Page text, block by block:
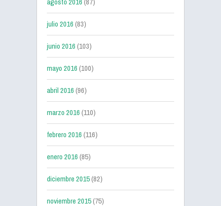
julio 2016(83)
junio 2016(103)
mayo 2016(100)
abril 2016(96)
marzo 2016(110)
febrero 2016(116)
enero 2016(85)
diciembre 2015(82)
noviembre 2015(75)